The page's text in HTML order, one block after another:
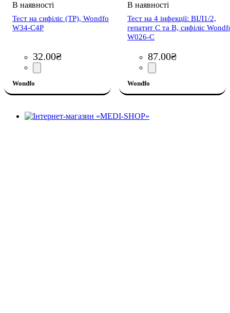
Тест на сифіліс (ТР), Wondfo
W34-C4P
32.00₴
Wondfo
Тест на 4 інфекції: ВІЛ1/2,
гепатит С та В, сифіліс
W026-C
87.00₴
Wondfo